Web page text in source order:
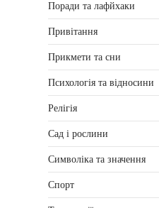
Поради та лафйхаки
Привітання
Прикмети та сни
Психологія та відносини
Релігія
Сад і рослини
Символіка та значення
Спорт